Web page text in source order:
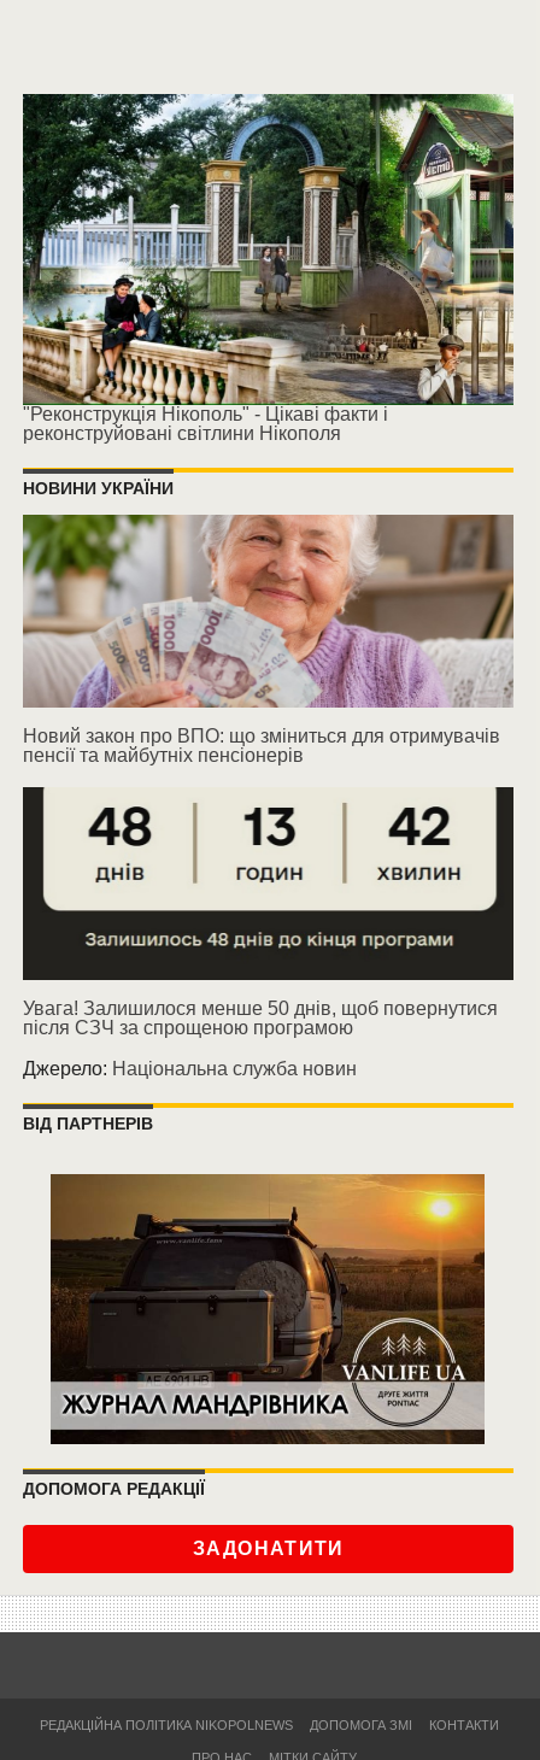
"Реконструкція Нікополь" - Цікаві факти і
реконструйовані світлини Нікополя
НОВИНИ УКРАЇНИ
Новий закон про ВПО: що зміниться для отримувачів
пенсії та майбутніх пенсіонерів
Увага! Залишилося менше 50 днів, щоб повернутися
після СЗЧ за спрощеною програмою
Джерело: Національна служба новин
ВІД ПАРТНЕРІВ
ДОПОМОГА РЕДАКЦІЇ
ЗАДОНАТИТИ
РЕДАКЦІЙНА ПОЛІТИКА NIKOPOLNEWS ДОПОМОГА ЗМІ КОНТАКТИ